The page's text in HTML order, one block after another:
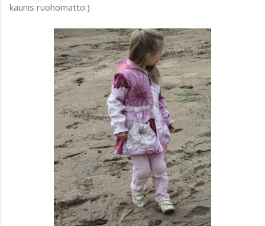
kaunis ruohomatto:)